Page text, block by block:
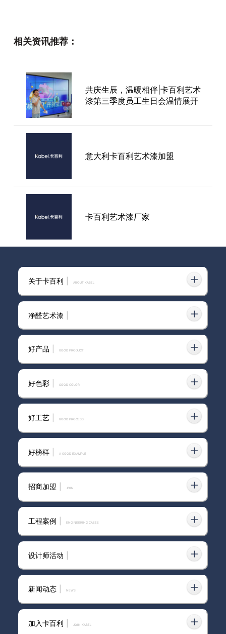
卡百利唯有文化，才会生生不
息！
卡百利抗病毒&祛甲醛儿童漆，
为爱而来，呵护母婴健康
相关资讯推荐：
共庆生辰，温暖相伴|卡百利艺术
漆第三季度员工生日会温情展开
意大利卡百利艺术漆加盟
卡百利艺术漆厂家
江门卡百利艺术漆加盟
卡百利艺术漆加盟
聚焦·深耕·微雕——卡百利艺术
涂料浙江经销商会议召开
以文化凝聚人心，卡百利艺术涂
料企业文化交流分享会干货满满
卡百利艺术涂料——梵高色彩系
重磅！卡百利艺术涂料十大品牌
关于卡百利 ABOUT KABEL
净醛艺术漆
好产品 GOOD PRODUCT
好色彩 GOOD COLOR
好工艺 GOOD PROCESS
好榜样 A GOOD EXAMPLE
招商加盟 join
工程案例 ENGINEERING CASES
设计师活动
新闻动态 news
加入卡百利 JOIN KABEL